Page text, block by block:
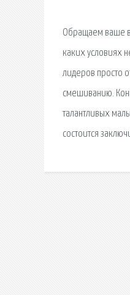
Обращаем ваше
каких условиях
лидеров просто
смешиванию.
талантливых
состоится